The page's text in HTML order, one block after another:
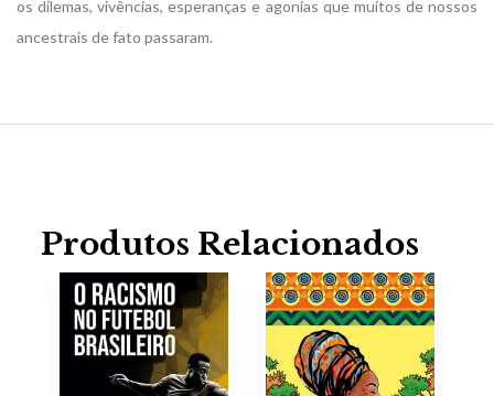
os dilemas, vivências, esperanças e agonias que muitos de nossos
ancestrais de fato passaram.
Produtos Relacionados